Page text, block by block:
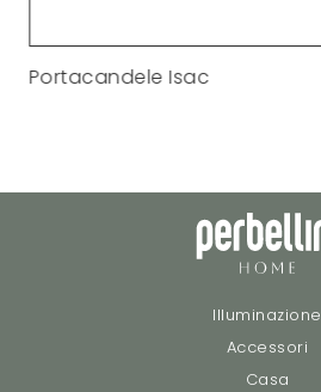
Portacandele Isac
Illuminazione
Accessori
Casa